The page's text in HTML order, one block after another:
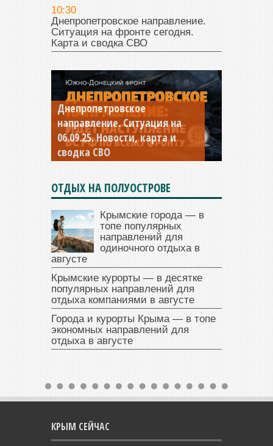
10:30
Днепропетровское направление.
Ситуация на фронте сегодня.
Карта и сводка СВО
Днепропетровское
направление. Ситуация на
06.09.25. Новости, карта и
сводка СВО
Константиновское
направление. Ситуация на
04.09.25 Новости, карта и
сводка СВО
ОТДЫХ НА ПОЛУОСТРОВЕ
Крымские города — в
топе популярных
направлений для
одиночного отдыха в
августе
Крымские курорты — в десятке
популярных направлений для
отдыха компаниями в августе
Города и курорты Крыма — в топе
экономных направлений для
отдыха в августе
КРЫМ СЕЙЧАС